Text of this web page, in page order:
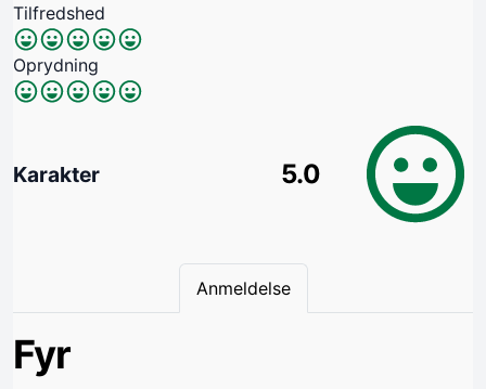
Tilfredshed
Oprydning
Karakter 5.0
Anmeldelse
Fyr